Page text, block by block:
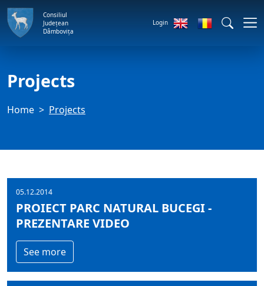
Consiliul
Județean
Dâmbovița
Login
Projects
Home Projects
05.12.2014
PROIECT PARC NATURAL BUCEGI -
PREZENTARE VIDEO
See more